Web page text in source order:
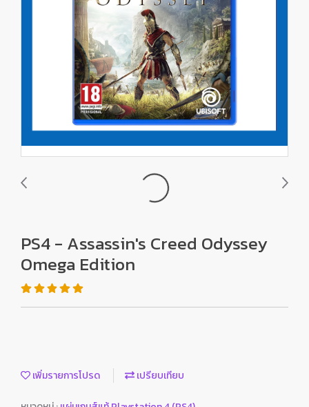
PS4 - Assassin's Creed Odyssey
Omega Edition
เพิ่มรายการโปรด เปรียบเทียบ